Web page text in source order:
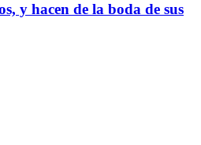
y hacen de la boda de sus